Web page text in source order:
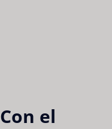
Con el